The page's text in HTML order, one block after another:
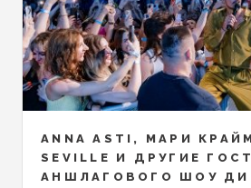
ANNA ASTI, МАРИ
SEVILLE И ДРУГИЕ
АНШЛАГОВОГО ШОУ